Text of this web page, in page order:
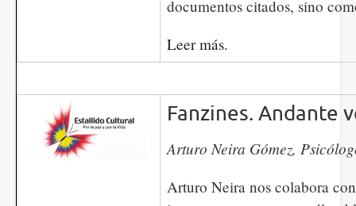
documentos citados, sino
Leer más.
Fanzines. Andante
​​​​​​Arturo Neira Gómez,
Arturo Neira nos colabora